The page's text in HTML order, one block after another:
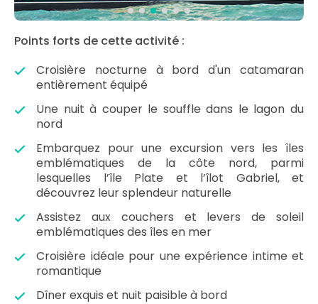
Points forts de cette activité :
Croisière nocturne à bord d'un catamaran
entièrement équipé
Une nuit à couper le souffle dans le lagon du
nord
Embarquez pour une excursion vers les îles
emblématiques de la côte nord, parmi
lesquelles l’île Plate et l’îlot Gabriel, et
découvrez leur splendeur naturelle
Assistez aux couchers et levers de soleil
emblématiques des îles en mer
Croisière idéale pour une expérience intime et
romantique
Dîner exquis et nuit paisible à bord